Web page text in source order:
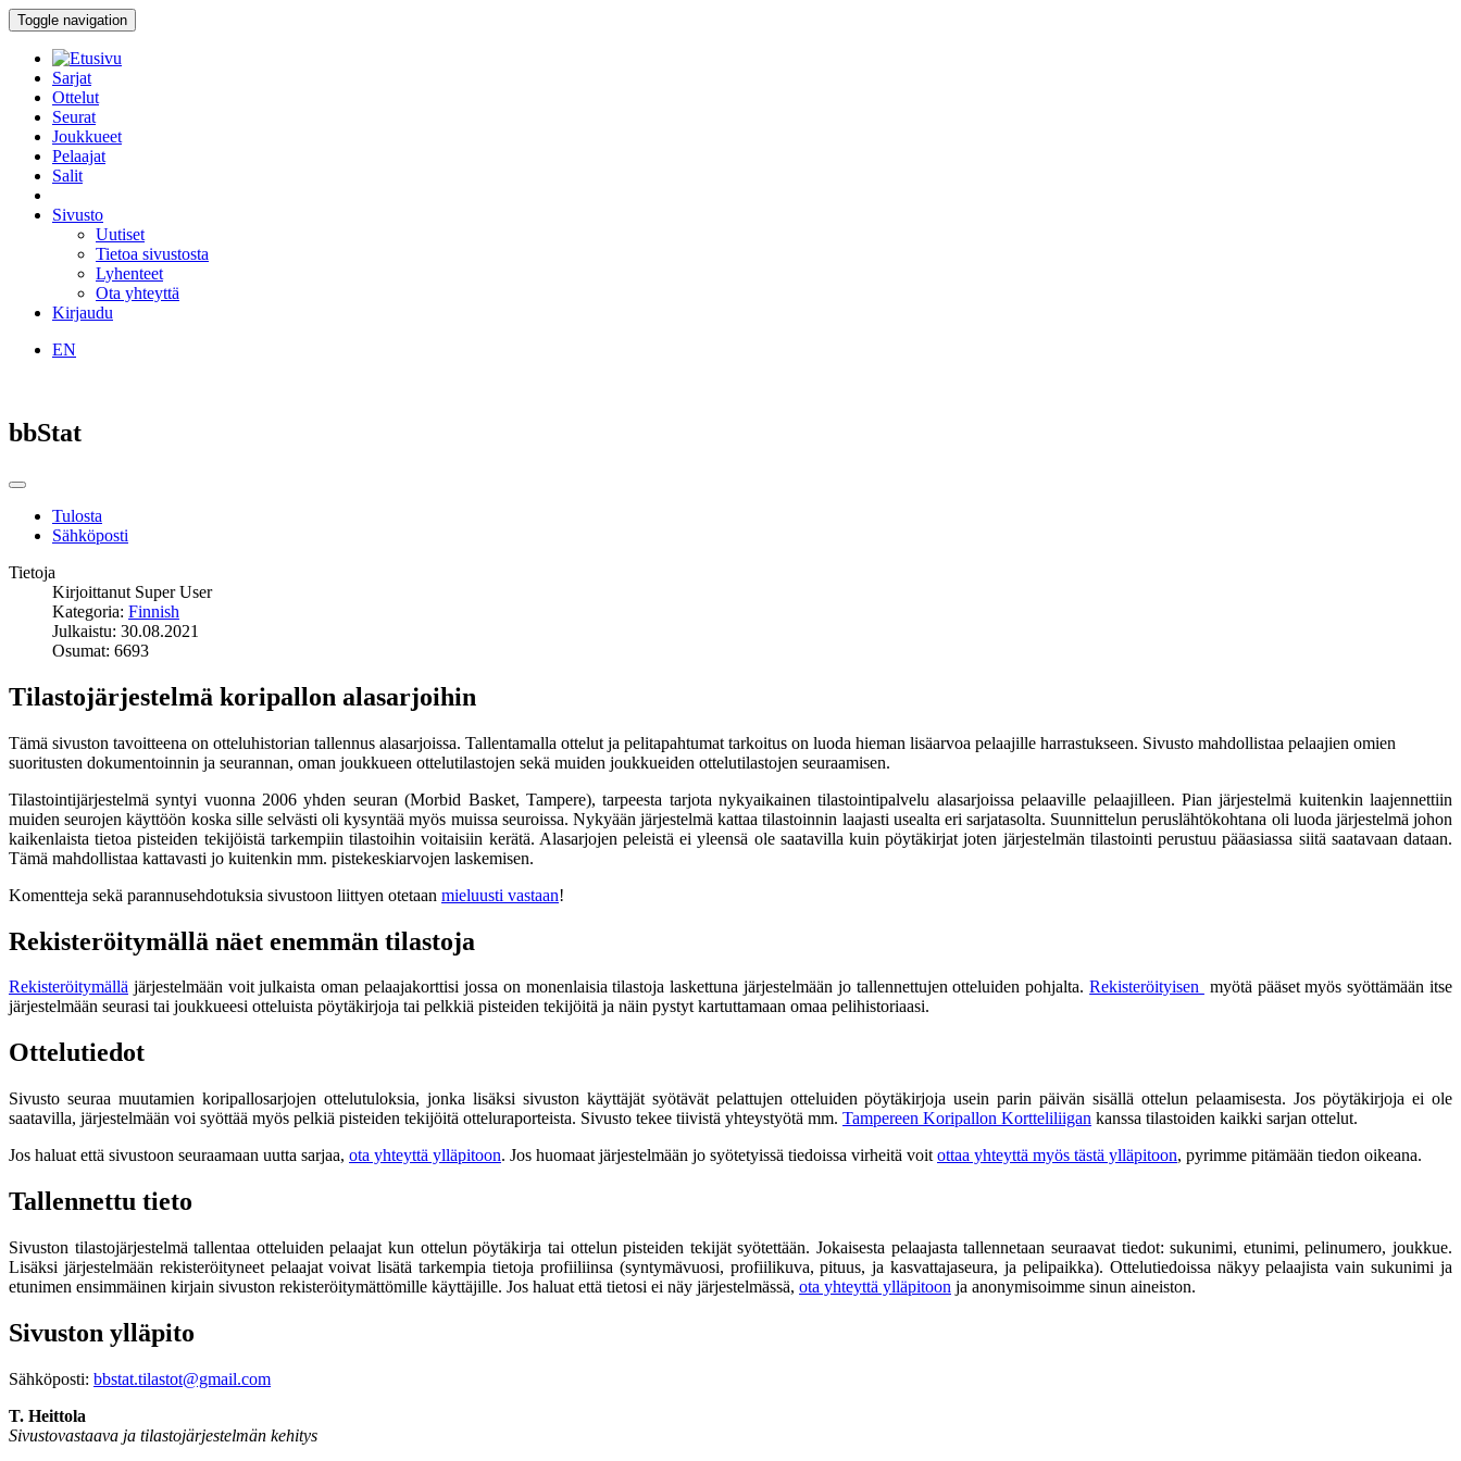
Toggle navigation
Sarjat
Ottelut
Seurat
Joukkueet
Pelaajat
Salit
Sivusto
Uutiset
Tietoa sivustosta
Lyhenteet
Ota yhteyttä
Kirjaudu
EN
bbStat
Tulosta
Sähköposti
Tietoja
Kirjoittanut Super User
Kategoria: Finnish
Julkaistu: 30.08.2021
Osumat: 6693
Tilastojärjestelmä koripallon alasarjoihin
Tämä sivuston tavoitteena on otteluhistorian tallennus alasarjoissa. Tallentamalla ottelut ja pelitapahtumat tarkoitus on luoda hieman lisäarvoa pelaajille harrastukseen. Sivusto mahdollistaa pelaajien omien
suoritusten dokumentoinnin ja seurannan, oman joukkueen ottelutilastojen sekä muiden joukkueiden ottelutilastojen seuraamisen.
Tilastointijärjestelmä syntyi vuonna 2006 yhden seuran (Morbid Basket, Tampere), tarpeesta tarjota nykyaikainen tilastointipalvelu alasarjoissa pelaaville pelaajilleen. Pian järjestelmä kuitenkin laajennettiin
muiden seurojen käyttöön koska sille selvästi oli kysyntää myös muissa seuroissa. Nykyään järjestelmä kattaa tilastoinnin laajasti usealta eri sarjatasolta. Suunnittelun peruslähtökohtana oli luoda järjestelmä johon
kaikenlaista tietoa pisteiden tekijöistä tarkempiin tilastoihin voitaisiin kerätä. Alasarjojen peleistä ei yleensä ole saatavilla kuin pöytäkirjat joten järjestelmän tilastointi perustuu pääasiassa siitä saatavaan dataan.
Tämä mahdollistaa kattavasti jo kuitenkin mm. pistekeskiarvojen laskemisen.
Komentteja sekä parannusehdotuksia sivustoon liittyen otetaan mieluusti vastaan!
Rekisteröitymällä näet enemmän tilastoja
Rekisteröitymällä järjestelmään voit julkaista oman pelaajakorttisi jossa on monenlaisia tilastoja laskettuna järjestelmään jo tallennettujen otteluiden pohjalta.Rekisteröityisen myötä pääset myös syöttämään itse
järjestelmään seurasi tai joukkueesi otteluista pöytäkirjoja tai pelkkiä pisteiden tekijöitä ja näin pystyt kartuttamaan omaa pelihistoriaasi.
Ottelutiedot
Sivusto seuraa muutamien koripallosarjojen ottelutuloksia, jonka lisäksi sivuston käyttäjät syötävät pelattujen otteluiden pöytäkirjoja usein parin päivän sisällä ottelun pelaamisesta. Jos pöytäkirjoja ei ole
saatavilla, järjestelmään voi syöttää myös pelkiä pisteiden tekijöitä otteluraporteista. Sivusto tekee tiivistä yhteystyötä mm. Tampereen Koripallon Kortteliliigan kanssa tilastoiden kaikki sarjan ottelut.
Jos haluat että sivustoon seuraamaan uutta sarjaa, ota yhteyttä ylläpitoon. Jos huomaat järjestelmään jo syötetyissä tiedoissa virheitä voit ottaa yhteyttä myös tästä ylläpitoon, pyrimme pitämään tiedon oikeana.
Tallennettu tieto
Sivuston tilastojärjestelmä tallentaa otteluiden pelaajat kun ottelun pöytäkirja tai ottelun pisteiden tekijät syötettään. Jokaisesta pelaajasta tallennetaan seuraavat tiedot: sukunimi, etunimi, pelinumero, joukkue.
Lisäksi järjestelmään rekisteröityneet pelaajat voivat lisätä tarkempia tietoja profiiliinsa (syntymävuosi, profiilikuva, pituus, ja kasvattajaseura, ja pelipaikka). Ottelutiedoissa näkyy pelaajista vain sukunimi ja
etunimen ensimmäinen kirjain sivuston rekisteröitymättömille käyttäjille. Jos haluat että tietosi ei näy järjestelmässä, ota yhteyttä ylläpitoon ja anonymisoimme sinun aineiston.
Sivuston ylläpito
Sähköposti: bbstat.tilastot@gmail.com
T. Heittola
Sivustovastaava ja tilastojärjestelmän kehitys